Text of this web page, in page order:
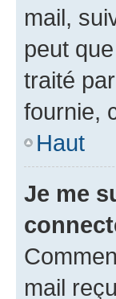
mail,
peut
traité
fournie,
Haut
Je me
mail